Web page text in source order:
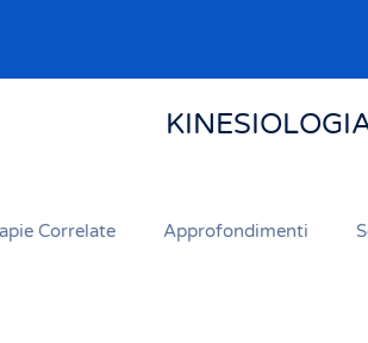
Correlate Approfondimenti